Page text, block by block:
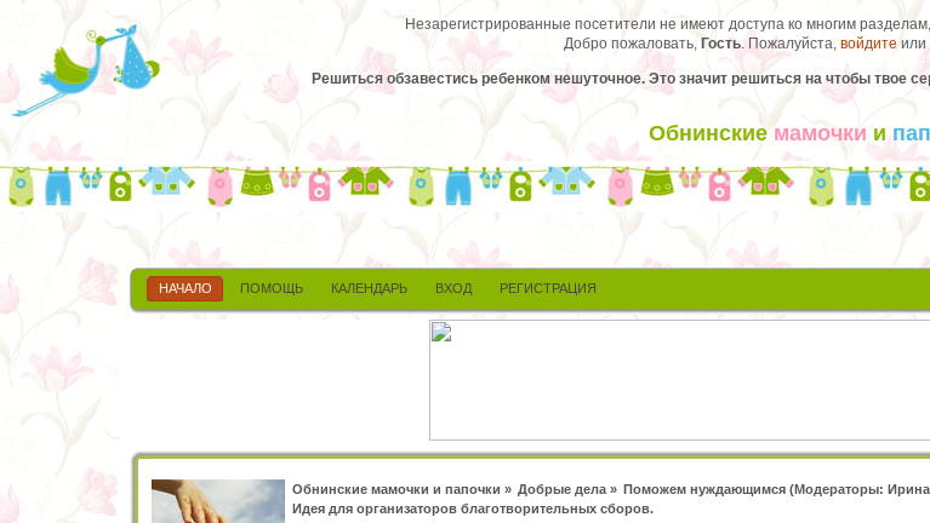
Незарегистрированные посетители не имеют доступа ко многим
Добро пожаловать, Гость. Пожалуйста, войдите или
Решиться обзавестись ребенком нешуточное. Это значит решиться на чтобы твое
Обнинские мамочки и
НАЧАЛО ПОМОЩЬ КАЛЕНДАРЬ ВХОД РЕГИСТРАЦИЯ
Обнинские мамочки и папочки » Добрые дела» Поможем нуждающимся (Модераторы:
Идея для организаторов благотворительных сборов.